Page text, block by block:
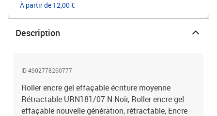
À partir de 12,00 €
Description
ID 4902778260777
Roller encre gel effaçable écriture moyenne
Rétractable URN181/07 N Noir, Roller encre gel
effaçable nouvelle génération, rétractable, Encre